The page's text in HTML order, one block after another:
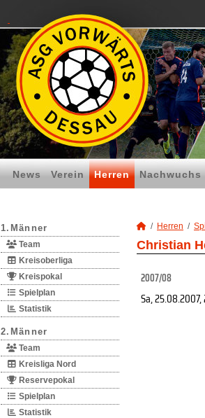
News Verein Herren Nachwuchs
1.Männer
Team
Kreisoberliga
Kreispokal
Spielplan
Statistik
2.Männer
Team
Kreisliga Nord
Reservepokal
Spielplan
Statistik
Herren
Christian
2007/08
Sa, 25.08.2007,